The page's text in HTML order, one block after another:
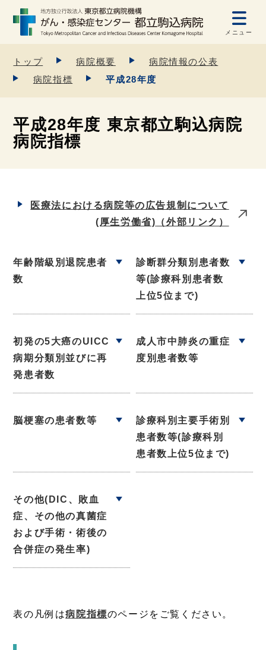
メニュー
トップ 病院概要
病院情報の公表
病院指標
平成28年度
平成28年度 東京都立駒込病院
病院指標
医療法における病院等の広告規制について
(厚生労働省) （外部リンク）
年齢階級別退院患者
数
診断群分類別患者数
等(診療科別患者数
上位5位まで)
初発の5大癌のUICC
病期分類別並びに再
発患者数
成人市中肺炎の重症
度別患者数等
脳梗塞の患者数等
診療科別主要手術別
患者数等(診療科別
患者数上位5位まで)
その他(DIC、敗血
症、その他の真菌症
および手術・術後の
合併症の発生率)
表の凡例は病院指標のページをご覧ください。